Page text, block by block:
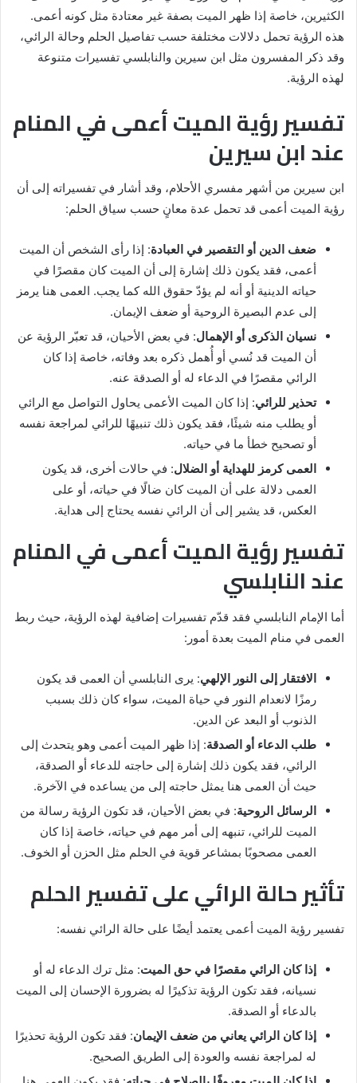
الكثيرين، خاصة إذا ظهر الميت بصفة غير معتادة مثل كونه أعمى.
هذه الرؤية تحمل دلالات مختلفة حسب تفاصيل الحلم وحالة الرائي،
وقد ذكر المفسرون مثل ابن سيرين والنابلسي تفسيرات متنوعة
لهذه الرؤية.
تفسير رؤية الميت أعمى في المنام
عند ابن سيرين
ابن سيرين من أشهر مفسري الأحلام، وقد أشار في تفسيراته إلى أن
رؤية الميت أعمى قد تحمل عدة معانٍ حسب سياق الحلم:
ضعف الدين أو التقصير في العبادة: إذا رأى الشخص أن الميت
أعمى، فقد يكون ذلك إشارة إلى أن الميت كان مقصرًا في
حياته الدينية أو أنه لم يؤدّ حقوق الله كما يجب. العمى هنا يرمز
إلى عدم البصيرة الروحية أو ضعف الإيمان.
نسيان الذكرى أو الإهمال: في بعض الأحيان، قد تعبّر الرؤية عن
أن الميت قد نُسي أو أُهمل ذكره بعد وفاته، خاصة إذا كان
الرائي مقصرًا في الدعاء له أو الصدقة عنه.
تحذير للرائي: إذا كان الميت الأعمى يحاول التواصل مع الرائي
أو يطلب منه شيئًا، فقد يكون ذلك تنبيهًا للرائي لمراجعة نفسه
أو تصحيح خطأ ما في حياته.
العمى كرمز للهداية أو الضلال: في حالات أخرى، قد يكون
العمى دلالة على أن الميت كان ضالًا في حياته، أو على
العكس، قد يشير إلى أن الرائي نفسه يحتاج إلى هداية.
تفسير رؤية الميت أعمى في المنام
عند النابلسي
أما الإمام النابلسي فقد قدّم تفسيرات إضافية لهذه الرؤية، حيث ربط
العمى في منام الميت بعدة أمور:
الافتقار إلى النور الإلهي: يرى النابلسي أن العمى قد يكون
رمزًا لانعدام النور في حياة الميت، سواء كان ذلك بسبب
الذنوب أو البعد عن الدين.
طلب الدعاء أو الصدقة: إذا ظهر الميت أعمى وهو يتحدث إلى
الرائي، فقد يكون ذلك إشارة إلى حاجته للدعاء أو الصدقة،
حيث أن العمى هنا يمثل حاجته إلى من يساعده في الآخرة.
الرسائل الروحية: في بعض الأحيان، قد تكون الرؤية رسالة من
الميت للرائي، تنبهه إلى أمر مهم في حياته، خاصة إذا كان
العمى مصحوبًا بمشاعر قوية في الحلم مثل الحزن أو الخوف.
تأثير حالة الرائي على تفسير الحلم
تفسير رؤية الميت أعمى يعتمد أيضًا على حالة الرائي نفسه:
إذا كان الرائي مقصرًا في حق الميت: مثل ترك الدعاء له أو
نسيانه، فقد تكون الرؤية تذكيرًا له بضرورة الإحسان إلى الميت
بالدعاء أو الصدقة.
إذا كان الرائي يعاني من ضعف الإيمان: فقد تكون الرؤية تحذيرًا
له لمراجعة نفسه والعودة إلى الطريق الصحيح.